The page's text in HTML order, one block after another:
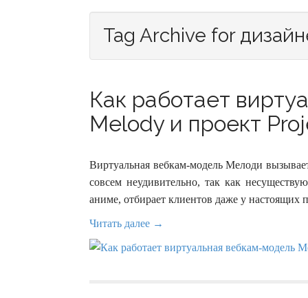
Tag Archive for
Как работает
Melody и проект
Виртуальная вебкам-модель Мелоди
совсем неудивительно, так как
аниме, отбирает клиентов даже у настоящих
Читать далее →